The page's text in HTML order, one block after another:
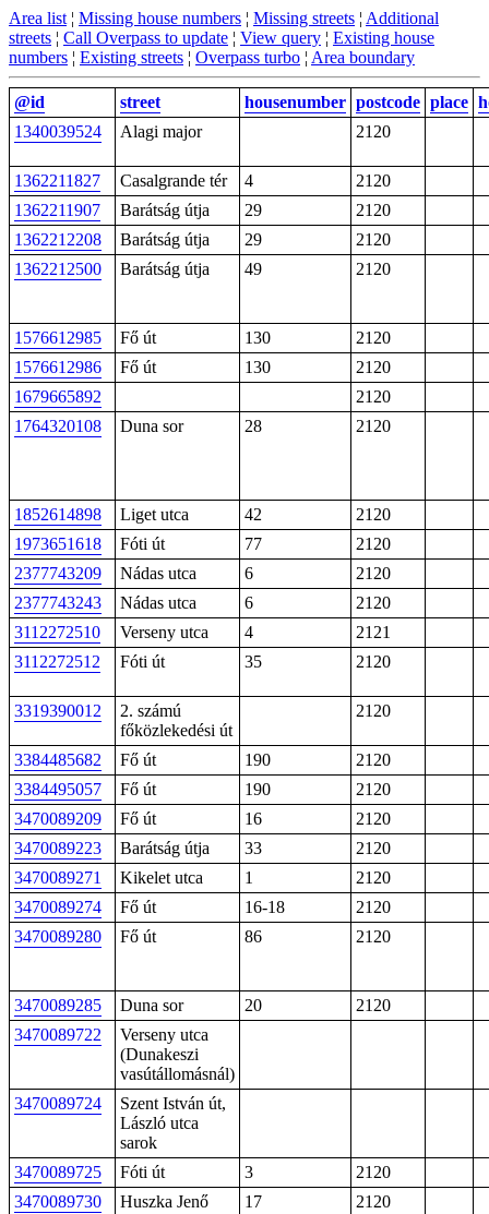
Area list ¦ Missing house numbers ¦ Missing streets ¦ Additional
streets ¦ Call Overpass to update ¦ View query ¦ Existing house
numbers ¦ Existing streets ¦ Overpass turbo ¦ Area boundary
@id street housenumber postcode place
1340039524
Alagi major 2120
1362211827 Casalgrande tér 4
2120
1362211907
Barátság útja 29
2120
1362212208
Barátság útja 29
2120
1362212500
Barátság útja 49 2120
1576612985 Fő út 130
2120
1576612986
Fő út 130
2120
1679665892
2120
1764320108
Duna sor 28 2120
1852614898 Liget utca 42
2120
1973651618
Fóti út 77
2120
2377743209
Nádas utca 6
2120
2377743243
Nádas utca 6
2120
3112272510
Verseny utca 4
2121
3112272512
Fóti út 35 2120
3319390012
2. számú
főközlekedési út
2120
3384485682 Fő út 190
2120
3384495057
Fő út 190
2120
3470089209
Fő út 16
2120
3470089223
Barátság útja 33
2120
3470089271
Kikelet utca 1
2120
3470089274
Fő út 16-18
2120
3470089280
Fő út 86 2120
3470089285 Duna sor 20
2120
3470089722
Verseny utca
(Dunakeszi
vasútállomásnál)
3470089724
Szent István út,
László utca
sarok
3470089725
Fóti út 3
2120
3470089730
Huszka Jenő
17 2120